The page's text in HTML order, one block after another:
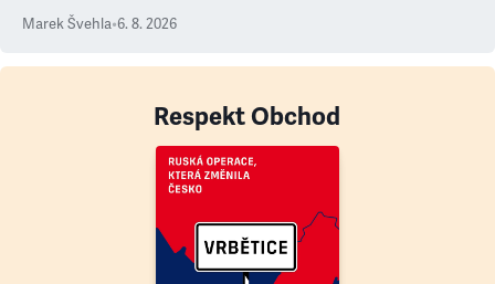
Marek Švehla•6. 8. 2026
Respekt Obchod